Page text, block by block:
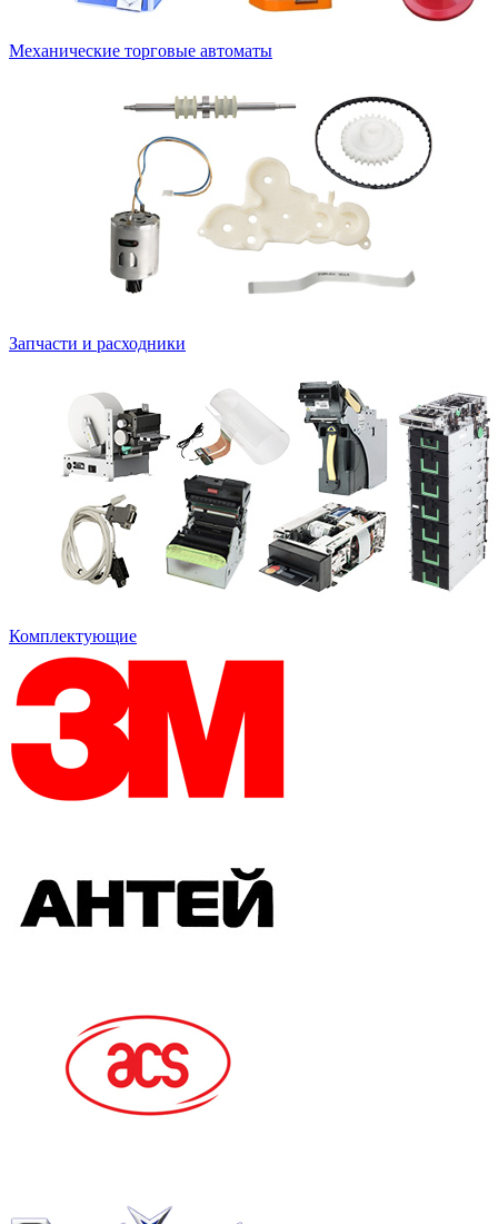
Механические торговые автоматы
Запчасти и расходники
Комплектующие